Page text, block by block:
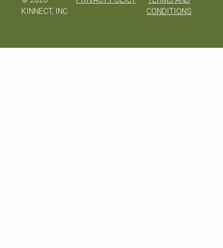
KINNECT, INC
CONDITIONS